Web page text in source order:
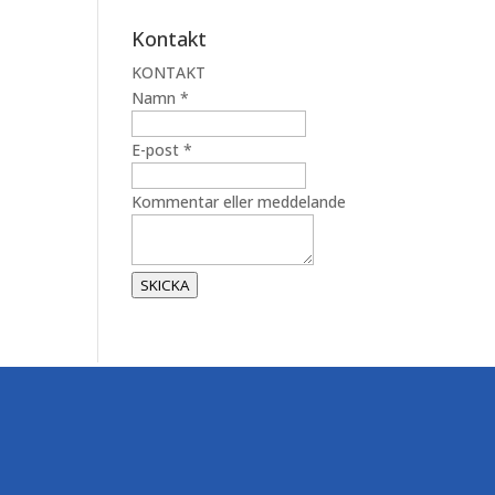
Kontakt
KONTAKT
m
d
e
n
d
Namn*
E-post*
Kommentar eller meddelande
SKICKA